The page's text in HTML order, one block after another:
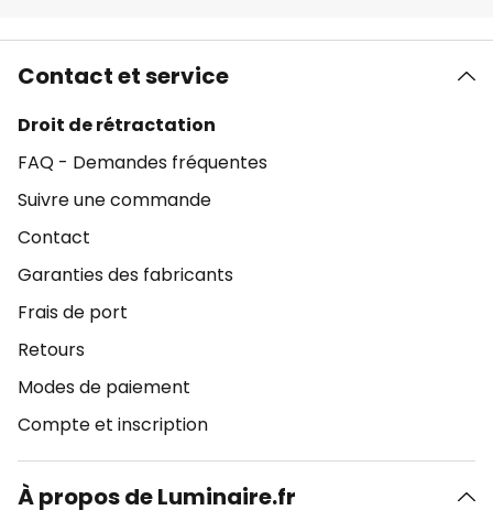
Contact et service
Droit de rétractation
FAQ - Demandes fréquentes
Suivre une commande
Contact
Garanties des fabricants
Frais de port
Retours
Modes de paiement
Compte et inscription
À propos de Luminaire.fr